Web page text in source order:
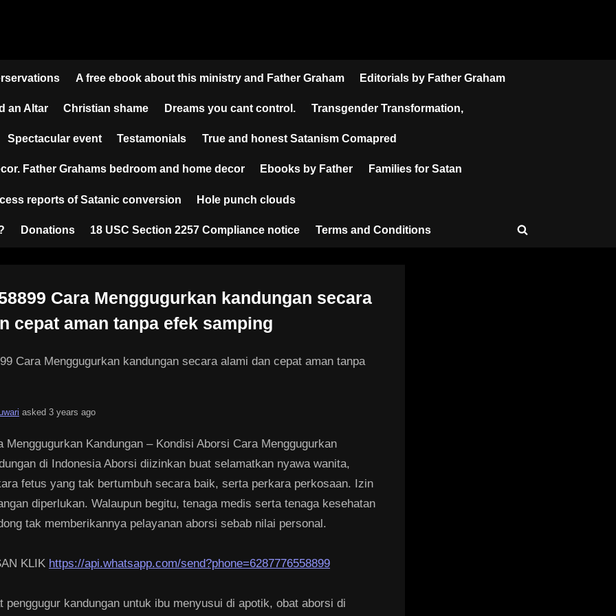
A free ebook about this ministry and Father Graham Editorials by Father Graham
an Altar Christian shame Dreams you cant control. Transgender Transformation,
Spectacular event Testamonials True and honest Satanism Comapred
Father Grahams bedroom and home decor Ebooks by Father Families for Satan
reports of Satanic conversion Hole punch clouds
Donations 18 USC Section 2257 Compliance notice Terms and Conditions
Toggle
Cara Menggugurkan kandungan secara
cepat aman tanpa efek samping
Cara Menggugurkan kandungan secara alami dan cepat aman tanpa
asked 3 years ago
Menggugurkan Kandungan – Kondisi Aborsi Cara Menggugurkan
di Indonesia Aborsi diizinkan buat selamatkan nyawa wanita,
fetus yang tak bertumbuh secara baik, serta perkara perkosaan. Izin
diperlukan. Walaupun begitu, tenaga medis serta tenaga kesehatan
tak memberikannya pelayanan aborsi sebab nilai personal.
KLIK https://api.whatsapp.com/send?phone=6287776558899
penggugur kandungan untuk ibu menyusui di apotik, obat aborsi di